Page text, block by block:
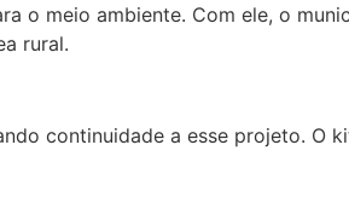
o meio ambiente. Com ele, o
rural.
continuidade a esse projeto. O